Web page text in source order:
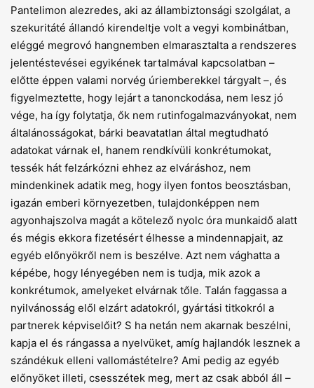
Pantelimon alezredes, aki az állambiztonsági szolgálat, a
szekuritáté állandó kirendeltje volt a vegyi kombinátban,
eléggé megrovó hangnemben elmarasztalta a rendszeres
jelentéstevései egyikének tartalmával kapcsolatban –
előtte éppen valami norvég úriemberekkel tárgyalt –, és
figyelmeztette, hogy lejárt a tanonckodása, nem lesz jó
vége, ha így folytatja, ők nem rutinfogalmazványokat, nem
általánosságokat, bárki beavatatlan által megtudható
adatokat várnak el, hanem rendkívüli konkrétumokat,
tessék hát felzárkózni ehhez az elváráshoz, nem
mindenkinek adatik meg, hogy ilyen fontos beosztásban,
igazán emberi környezetben, tulajdonképpen nem
agyonhajszolva magát a kötelező nyolc óra munkaidő alatt
és mégis ekkora fizetésért élhesse a mindennapjait, az
egyéb előnyökről nem is beszélve. Azt nem vághatta a
képébe, hogy lényegében nem is tudja, mik azok a
konkrétumok, amelyeket elvárnak tőle. Talán faggassa a
nyilvánosság elől elzárt adatokról, gyártási titkokról a
partnerek képviselőit? S ha netán nem akarnak beszélni,
kapja el és rángassa a nyelvüket, amíg hajlandók lesznek a
szándékuk elleni vallomástételre? Ami pedig az egyéb
előnyöket illeti, csesszétek meg, mert az csak abból áll –